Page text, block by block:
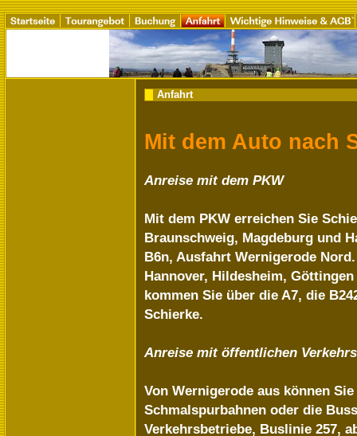
Anfahrt
Mit dem Auto nach
Anreise mit dem PKW
Mit dem PKW erreichen Sie
Braunschweig, Magdeburg und
B6n, Ausfahrt Wernigerode
Hannover, Hildesheim,
kommen Sie über die A7, die
Schierke.
Anreise mit öffentlichen
Von Wernigerode aus können
Schmalspurbahnen oder die
Verkehrsbetriebe, Buslinie 257,